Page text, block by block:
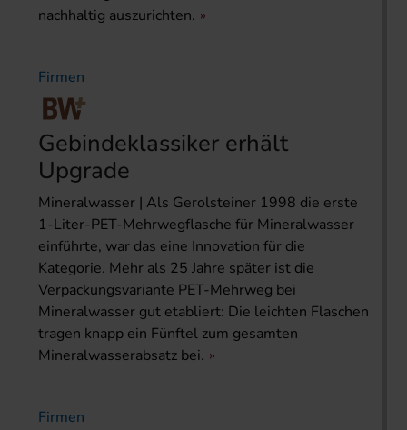
nachhaltig auszurichten.
Firmen
Gebindeklassiker erhält
Upgrade
Mineralwasser | Als Gerolsteiner 1998 die erste
1-Liter-PET-Mehrwegflasche für Mineralwasser
einführte, war das eine Innovation für die
Kategorie. Mehr als 25 Jahre später ist die
Verpackungsvariante PET-Mehrweg bei
Mineralwasser gut etabliert: Die leichten Flaschen
tragen knapp ein Fünftel zum gesamten
Mineralwasserabsatz bei.
Firmen